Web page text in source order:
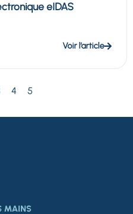
eIDAS
Voir l’article
4 5